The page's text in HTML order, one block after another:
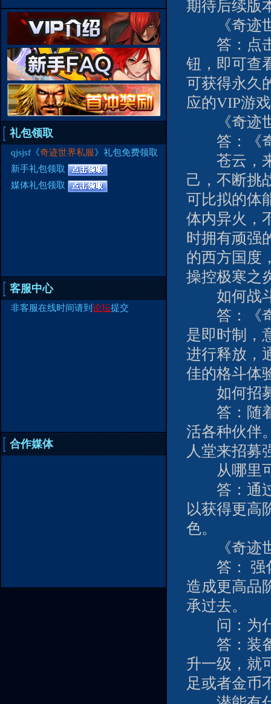
礼包领取
qjsjsf《奇迹世界私服》礼包免费领取
新手礼包领取
媒体礼包领取
客服中心
非客服在线时间请到 论坛提交
合作媒体
期待后续版
《奇迹世
答：点击
钮，即可查
可获得永久
应的VIP游
《奇迹世
答：《奇
苍云，来
己，不断挑
可比拟的体
体内异火，
时拥有顽强
的西方国度
操控极寒之
如何战斗
答：《奇
是即时制，
进行释放，
佳的格斗体
如何招
答：随着
活各种伙伴
人堂来招募
从哪里可
答：通过
以获得更高
色。
《奇迹世
答： 强化
造成更高品
承过去。
问：为什
答：装备
升一级，就
足或者金币